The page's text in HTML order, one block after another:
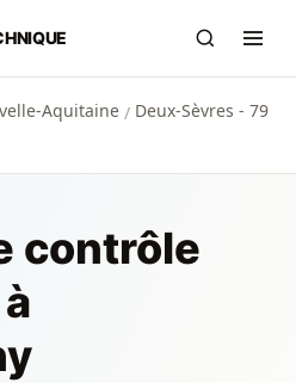
Aquitaine / Deux-Sèvres - 79
contrôle